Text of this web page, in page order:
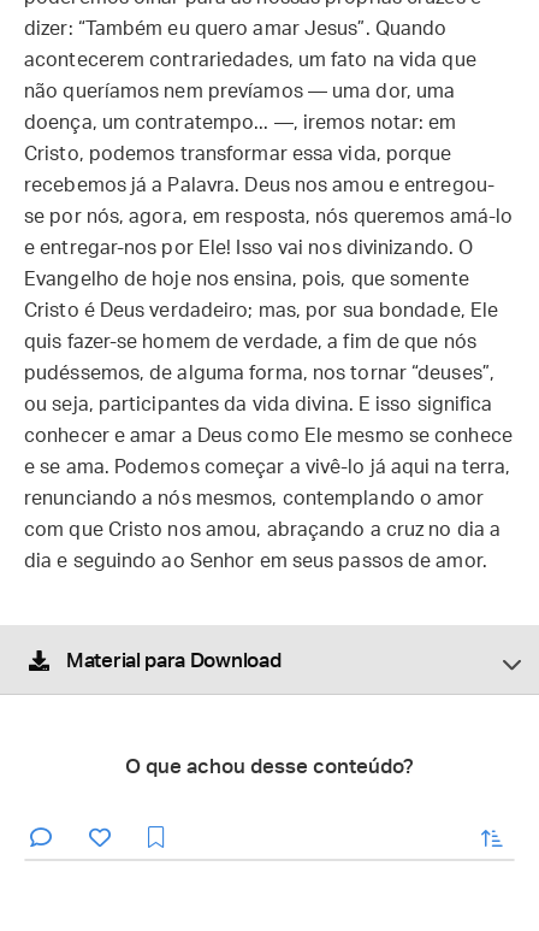
dizer: “Também eu quero amar Jesus”. Quando
acontecerem contrariedades, um fato na vida que
não queríamos nem prevíamos — uma dor, uma
doença, um contratempo... —, iremos notar: em
Cristo, podemos transformar essa vida, porque
recebemos já a Palavra. Deus nos amou e entregou-
se por nós, agora, em resposta, nós queremos amá-lo
e entregar-nos por Ele! Isso vai nos divinizando. O
Evangelho de hoje nos ensina, pois, que somente
Cristo é Deus verdadeiro; mas, por sua bondade, Ele
quis fazer-se homem de verdade, a fim de que nós
pudéssemos, de alguma forma, nos tornar “deuses”,
ou seja, participantes da vida divina. E isso significa
conhecer e amar a Deus como Ele mesmo se conhece
e se ama. Podemos começar a vivê-lo já aqui na terra,
renunciando a nós mesmos, contemplando o amor
com que Cristo nos amou, abraçando a cruz no dia a
dia e seguindo ao Senhor em seus passos de amor.
Material para Download
O que achou desse conteúdo?
enviar